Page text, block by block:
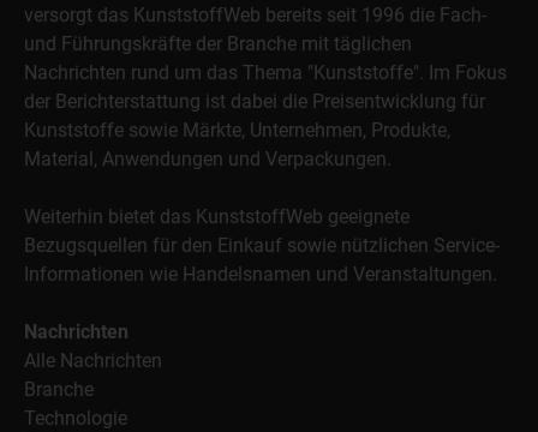
versorgt das KunststoffWeb bereits seit 1996 die Fach-
und Führungskräfte der Branche mit täglichen
Nachrichten rund um das Thema "Kunststoffe". Im Fokus
der Berichterstattung ist dabei die Preisentwicklung für
Kunststoffe sowie Märkte, Unternehmen, Produkte,
Material, Anwendungen und Verpackungen.
Weiterhin bietet das KunststoffWeb geeignete
Bezugsquellen für den Einkauf sowie nützlichen Service-
Informationen wie Handelsnamen und Veranstaltungen.
Nachrichten
Alle Nachrichten
Branche
Technologie